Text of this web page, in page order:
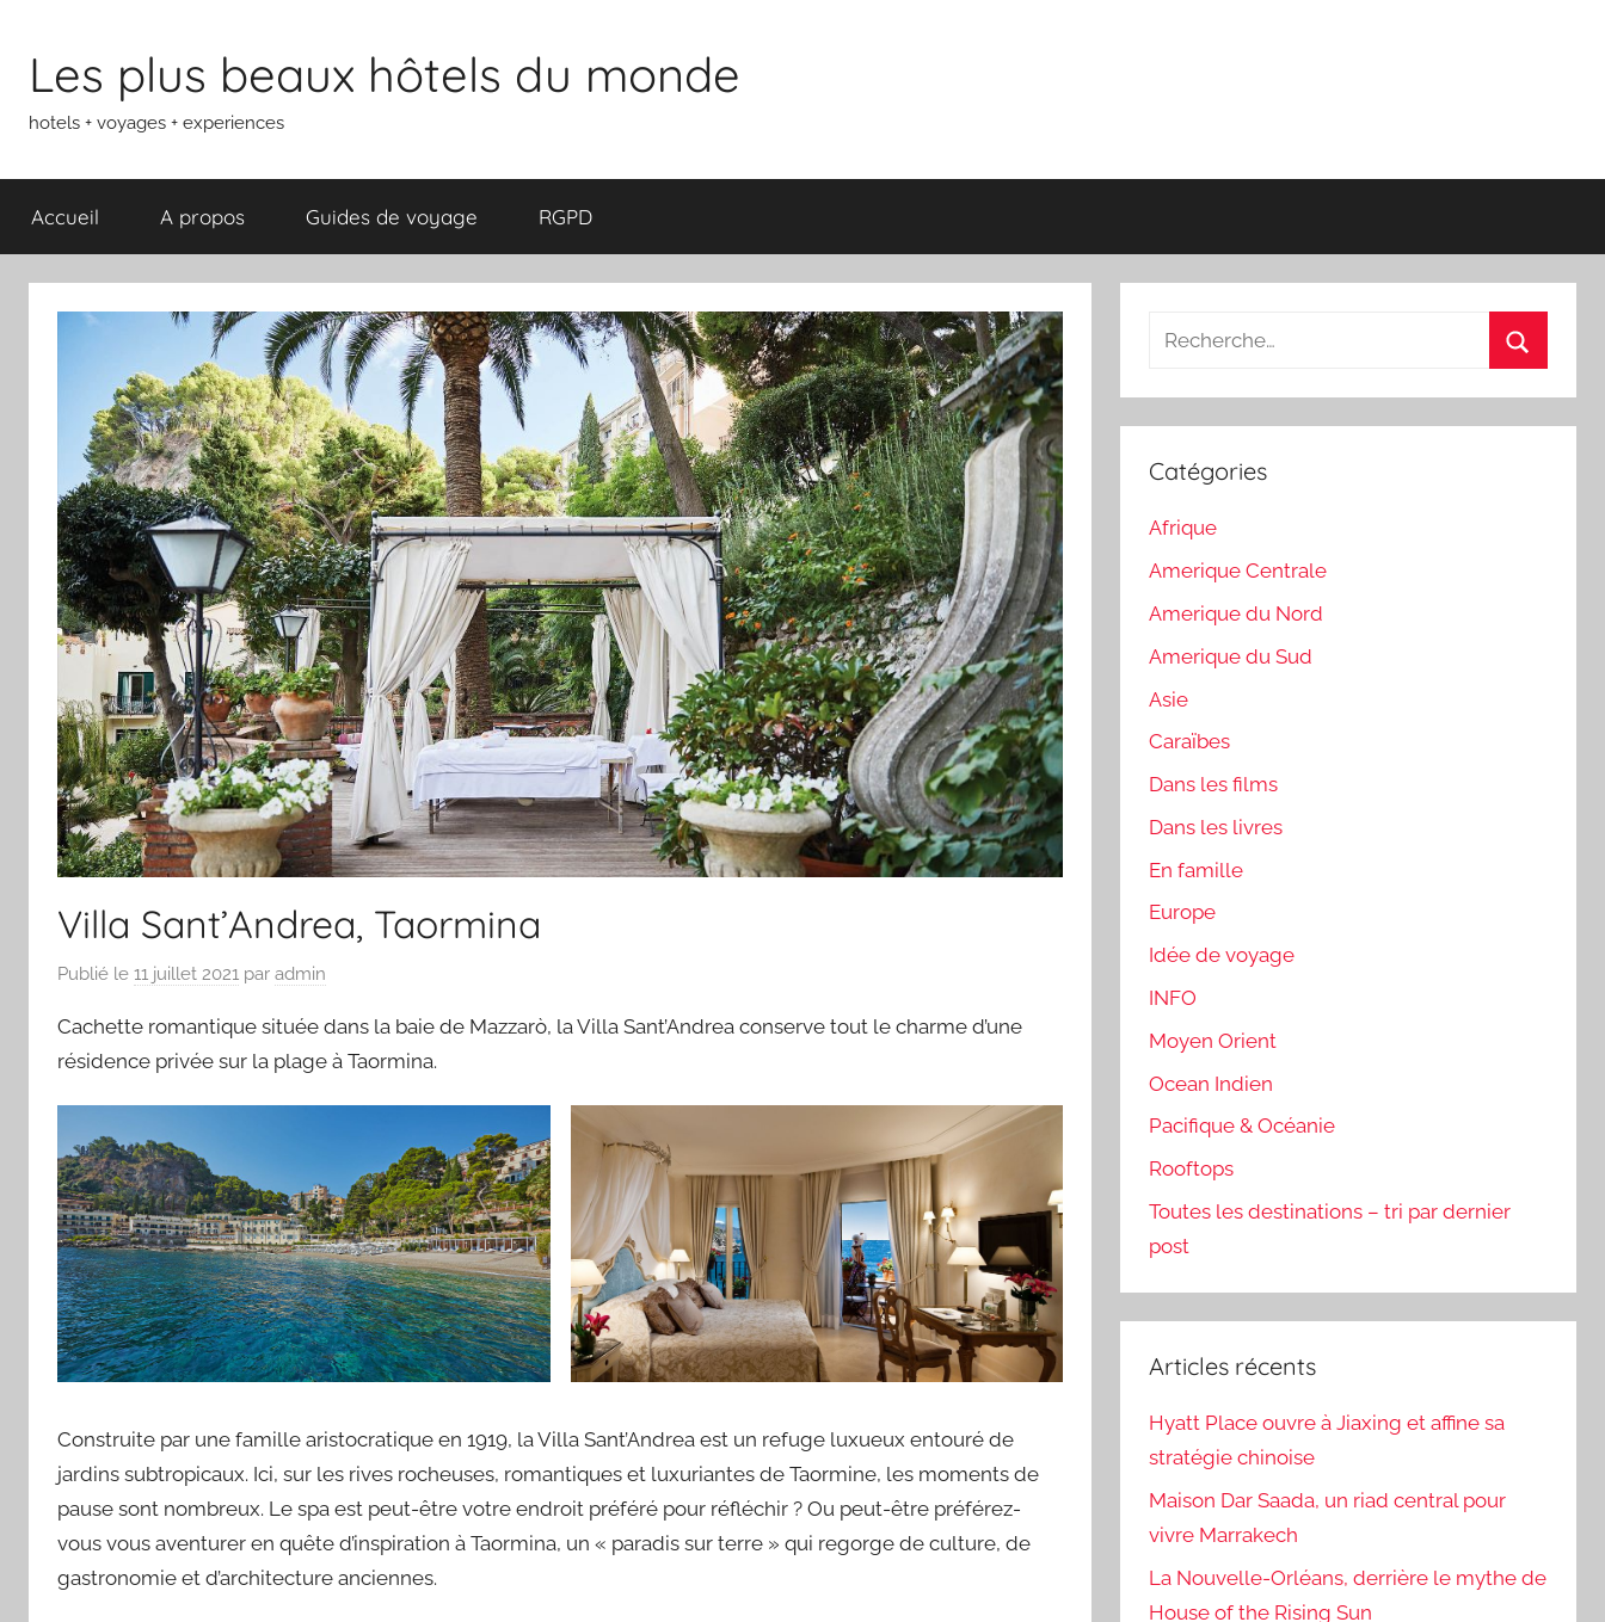
contenu
Les plus beaux hôtels du monde
hotels + voyages + experiences
Accueil A propos Guides de voyage RGPD
Villa Sant’Andrea, Taormina
Publié le 11 juillet 2021 par admin
Cachette romantique située dans la baie de Mazzarò, la Villa Sant’Andrea conserve tout le charme d’une
résidence privée sur la plage à Taormina.
Construite par une famille aristocratique en 1919, la Villa Sant’Andrea est un refuge luxueux entouré de
jardins subtropicaux. Ici, sur les rives rocheuses, romantiques et luxuriantes de Taormine, les moments de
pause sont nombreux. Le spa est peut-être votre endroit préféré pour réfléchir ? Ou peut-être préférez-
vous vous aventurer en quête d’inspiration à Taormina, un « paradis sur terre » qui regorge de culture, de
gastronomie et d’architecture anciennes.
Recherche
:
Catégories
Afrique
Amerique Centrale
Amerique du Nord
Amerique du Sud
Asie
Caraïbes
Dans les films
Dans les livres
En famille
Europe
Idée de voyage
INFO
Moyen Orient
Ocean Indien
Pacifique & Océanie
Rooftops
Toutes les destinations – tri par dernier
post
Articles récents
Hyatt Place ouvre à Jiaxing et affine sa
stratégie chinoise
Maison Dar Saada, un riad central pour
vivre Marrakech
La Nouvelle-Orléans, derrière le mythe de
House of the Rising Sun